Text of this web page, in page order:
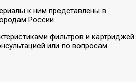
к ним представлены в
России.
фильтров и картриджей
или по вопросам